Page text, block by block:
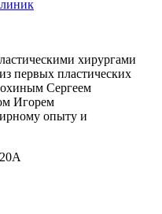
хирургами
первых пластических
Сергеем
Игорем
опыту и